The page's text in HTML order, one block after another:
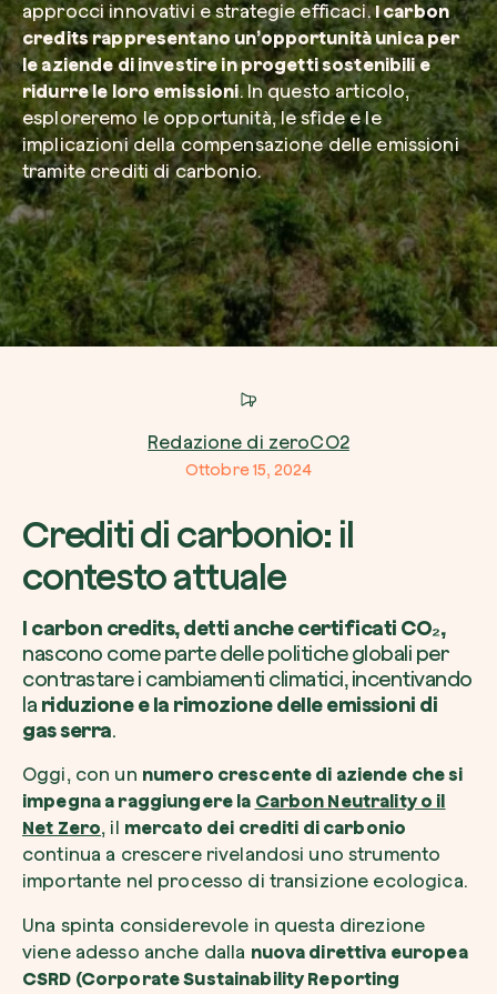
approcci innovativi e strategie efficaci.I carbon
credits rappresentano un’opportunità unica per
le aziende di investire in progetti sostenibili e
ridurre le loro emissioni. In questo articolo,
esploreremo le opportunità, le sfide e le
implicazioni della compensazione delle emissioni
tramite crediti di carbonio.
Redazione di zeroCO2
Ottobre 15, 2024
Crediti di carbonio: il
contesto attuale
I carbon credits, detti anche certificati CO₂,
nascono come parte delle politiche globali per
contrastare i cambiamenti climatici, incentivando
la riduzione e la rimozione delle emissioni di
gas serra.
Oggi, con un numero crescente di aziende che si
impegna a raggiungere la Carbon Neutrality o il
Net Zero, il mercato dei crediti di carbonio
continua a crescere rivelandosi uno strumento
importante nel processo di transizione ecologica.
Una spinta considerevole in questa direzione
viene adesso anche dalla nuova direttiva europea
CSRD (Corporate Sustainability Reporting
Crea la tua foresta
Pianta una foresta in un’area del mondo a
Comincia ora
Pianta un albero
Pianta, adotta o regala un albero. Scegli tra
specie.
Azienda*
Servizio di interesse
Come possiamo aiutarti?*
Voglio ricevere comunicazioni e
da zeroCO2
Accetto l’informativa sullaPrivacydi
Farti un giro sul nostro magazine